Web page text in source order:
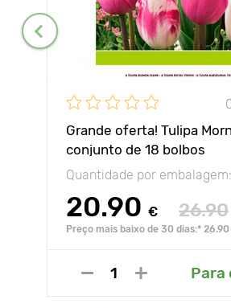
Grande oferta! Tulipa
conjunto de 18 bolbos
Quantidade por embalagem:
20.90 € 26.90
Preço mais baixo de 30 dias:*
Para